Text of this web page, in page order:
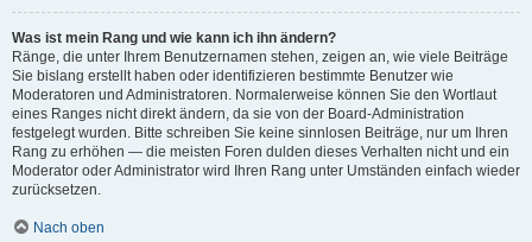
Was ist mein Rang und wie kann ich ihn ändern?
Ränge, die unter Ihrem Benutzernamen stehen, zeigen an, wie viele Beiträge
Sie bislang erstellt haben oder identifizieren bestimmte Benutzer wie
Moderatoren und Administratoren. Normalerweise können Sie den Wortlaut
eines Ranges nicht direkt ändern, da sie von der Board-Administration
festgelegt wurden. Bitte schreiben Sie keine sinnlosen Beiträge, nur um Ihren
Rang zu erhöhen — die meisten Foren dulden dieses Verhalten nicht und ein
Moderator oder Administrator wird Ihren Rang unter Umständen einfach wieder
zurücksetzen.
Nach oben